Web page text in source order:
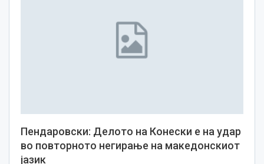
Пендаровски: Делото на Конески е на удар
во повторното негирање на македонскиот
јазик